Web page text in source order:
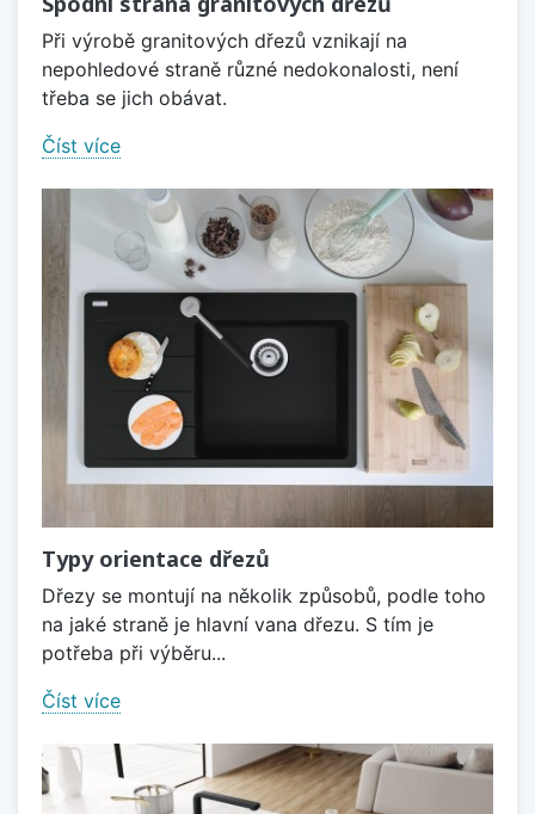
Při výrobě granitových dřezů vznikají na
nepohledové straně různé nedokonalosti, není
třeba se jich obávat.
Číst více
Typy orientace dřezů
Dřezy se montují na několik způsobů, podle toho
na jaké straně je hlavní vana dřezu. S tím je
potřeba při výběru...
Číst více